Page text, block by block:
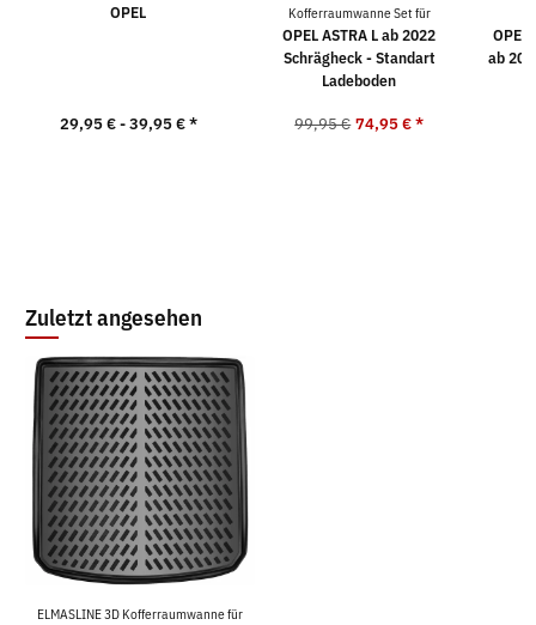
OPEL
29,95 € -39,95 €*
Kofferraumwanne Set für
OPEL ASTRA L ab 2022
Schrägheck - Standart
Ladeboden
99,95 € 74,95 €*
ab
Zuletzt angesehen
ELMASLINE 3D Kofferraumwanne für